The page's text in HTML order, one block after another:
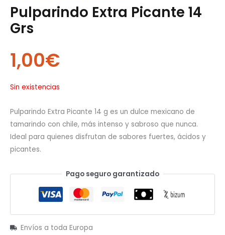
5
en
a
valoración
cliente
Pulparindo Extra Picante 14
Grs
1,00€
Sin existencias
Pulparindo Extra Picante 14 g es un dulce mexicano de
tamarindo con chile, más intenso y sabroso que nunca.
Ideal para quienes disfrutan de sabores fuertes, ácidos y
picantes.
Pago seguro garantizado
Envíos a toda Europa